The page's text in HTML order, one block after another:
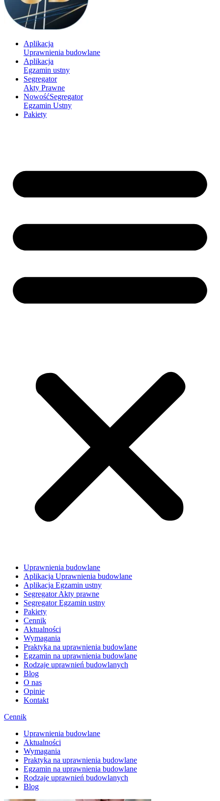
Aplikacja
Uprawnienia budowlane
Aplikacja
Egzamin ustny
Segregator
Akty Prawne
NowośćSegregator
Egzamin Ustny
Pakiety
Uprawnienia budowlane
Aplikacja Uprawnienia budowlane
Aplikacja Egzamin ustny
Segregator Akty prawne
Segregator Egzamin ustny
Pakiety
Cennik
Aktualności
Wymagania
Praktyka na uprawnienia budowlane
Egzamin na uprawnienia budowlane
Rodzaje uprawnień budowlanych
Blog
O nas
Opinie
Kontakt
Cennik
Uprawnienia budowlane
Aktualności
Wymagania
Praktyka na uprawnienia budowlane
Egzamin na uprawnienia budowlane
Rodzaje uprawnień budowlanych
Blog